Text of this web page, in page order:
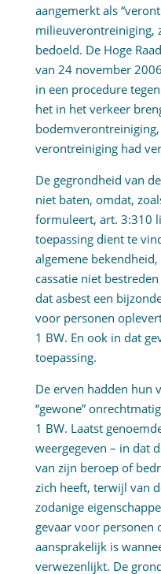
aangemerkt als
milieuverontreiniging,
bedoeld. De Hoge
van 24 november
in een procedure
het in het verkeer
verontreiniging had
De gegrondheid van
niet baten, omdat,
formuleert, art. 3:310
toepassing dient te
algemene
cassatie niet
dat asbest een
voor personen
1 BW. En ook in dat
toepassing.
De erven hadden hun
“gewone”
1 BW. Laatst
weergegeven – in dat
van zijn beroep of
zich heeft, terwijl van
zodanige
gevaar voor personen
aansprakelijk is
verwezenlijkt. De